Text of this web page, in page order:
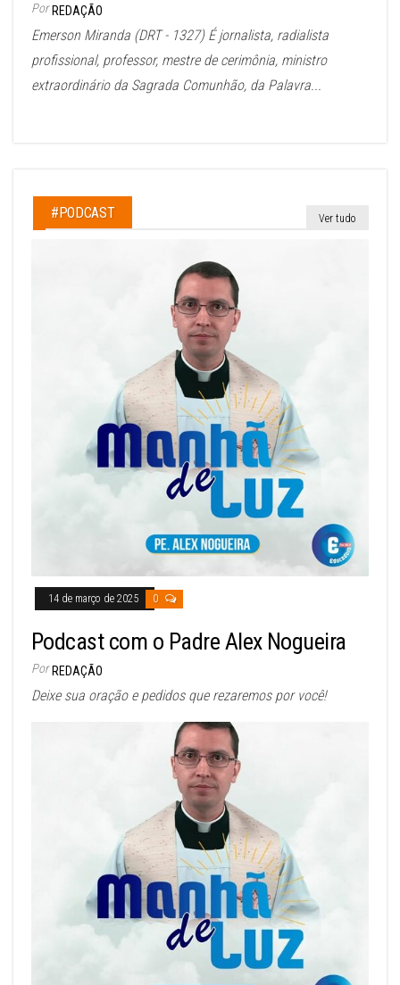
Por REDAÇÃO
Emerson Miranda (DRT - 1327) É jornalista, radialista
profissional, professor, mestre de cerimônia, ministro
extraordinário da Sagrada Comunhão, da Palavra...
#PODCAST Ver tudo
14 de março de 2025 0
Podcast com o Padre Alex Nogueira
Por REDAÇÃO
Deixe sua oração e pedidos que rezaremos por você!